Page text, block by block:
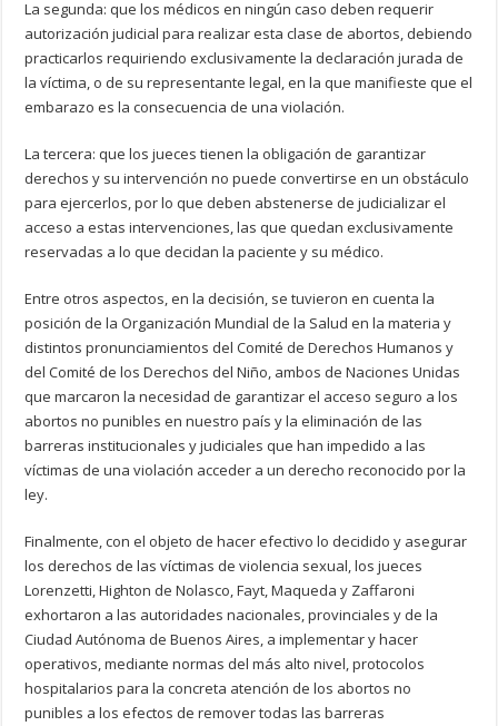
La segunda: que los médicos en ningún caso deben requerir
autorización judicial para realizar esta clase de abortos, debiendo
practicarlos requiriendo exclusivamente la declaración jurada de
la víctima, o de su representante legal, en la que manifieste que el
embarazo es la consecuencia de una violación.
La tercera: que los jueces tienen la obligación de garantizar
derechos y su intervención no puede convertirse en un obstáculo
para ejercerlos, por lo que deben abstenerse de judicializar el
acceso a estas intervenciones, las que quedan exclusivamente
reservadas a lo que decidan la paciente y su médico.
Entre otros aspectos, en la decisión, se tuvieron en cuenta la
posición de la Organización Mundial de la Salud en la materia y
distintos pronunciamientos del Comité de Derechos Humanos y
del Comité de los Derechos del Niño, ambos de Naciones Unidas
que marcaron la necesidad de garantizar el acceso seguro a los
abortos no punibles en nuestro país y la eliminación de las
barreras institucionales y judiciales que han impedido a las
víctimas de una violación acceder a un derecho reconocido por la
ley.
Finalmente, con el objeto de hacer efectivo lo decidido y asegurar
los derechos de las víctimas de violencia sexual, los jueces
Lorenzetti, Highton de Nolasco, Fayt, Maqueda y Zaffaroni
exhortaron a las autoridades nacionales, provinciales y de la
Ciudad Autónoma de Buenos Aires, a implementar y hacer
operativos, mediante normas del más alto nivel, protocolos
hospitalarios para la concreta atención de los abortos no
punibles a los efectos de remover todas las barreras